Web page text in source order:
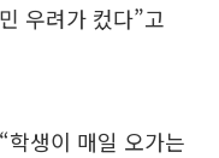
우려가 컸다”고
학생이 매일 오가는